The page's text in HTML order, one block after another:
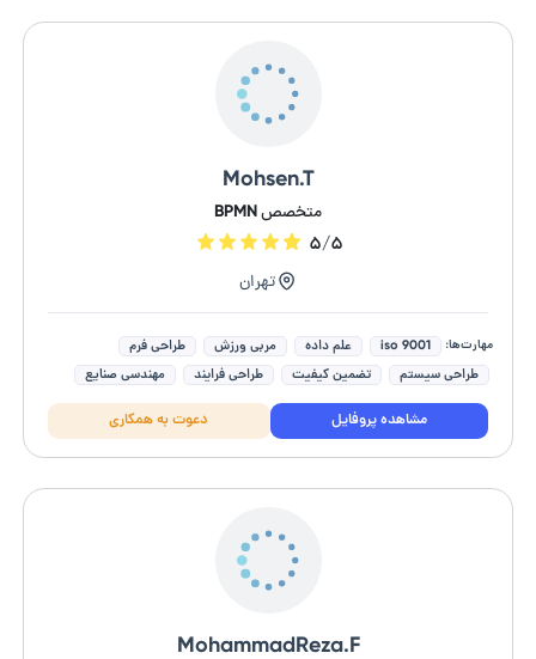
Mohsen.T
متخصص BPMN
۵/۵
تهران
مهارت‌ها: iso 9001 علم داده مربی ورزش
طراحی فرم
طراحی سیستم
تضمین کیفیت طراحی فرایند
مهندسی صنایع
فرمول نویسی اکسل
کارشناس برنامه ریزی
مشاهده پروفایل دعوت به همکاری
MohammadReza.F